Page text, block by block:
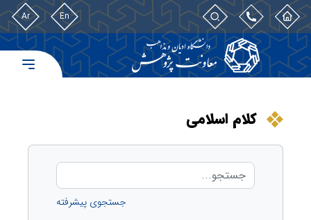
En
Ar
کلام اسلامی
جستجوی پیشرفته